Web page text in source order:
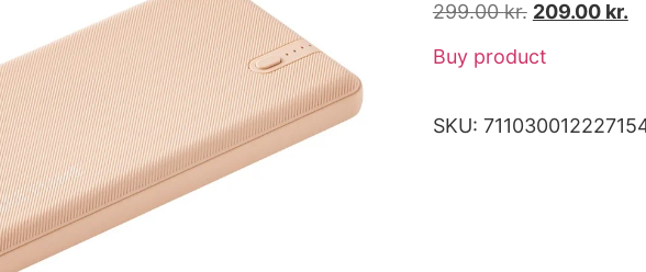
299.00kr. 209.00 kr.
Buy product
SKU: